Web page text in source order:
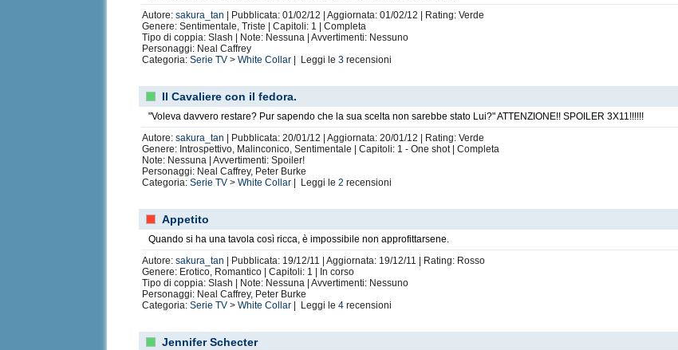
Autore:sakura_tan
| Pubblicata: 01/02/12 | Aggiornata: 01/02/12 | Rating: Verde
Genere: Sentimentale, Triste | Capitoli: 1 | Completa
Tipo di coppia: Slash | Note: Nessuna | Avvertimenti: Nessuno
Personaggi: Neal Caffrey
Categoria:Serie TV >White Collar | Leggi le3 recensioni
Il Cavaliere con il fedora.
"Voleva davvero restare? Pur sapendo che la sua scelta non sarebbe stato Lui?" ATTENZIONE!! SPOILER 3X11!!!!!!
Autore:sakura_tan
| Pubblicata: 20/01/12 | Aggiornata: 20/01/12 | Rating: Verde
Genere: Introspettivo, Malinconico, Sentimentale | Capitoli: 1 - One shot | Completa
Note: Nessuna | Avvertimenti: Spoiler!
Personaggi: Neal Caffrey, Peter Burke
Categoria:Serie TV >White Collar | Leggi le2 recensioni
Appetito
Quando si ha una tavola così ricca, è impossibile non approfittarsene.
Autore:sakura_tan
| Pubblicata: 19/12/11 | Aggiornata: 19/12/11 | Rating: Rosso
Genere: Erotico, Romantico | Capitoli: 1 | In corso
Tipo di coppia: Slash | Note: Nessuna | Avvertimenti: Nessuno
Personaggi: Neal Caffrey, Peter Burke
Categoria:Serie TV >White Collar | Leggi le4 recensioni
Jennifer Schecter